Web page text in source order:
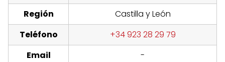
Región
Castilla y León
Teléfono
+34 923 28 29 79
Email
-